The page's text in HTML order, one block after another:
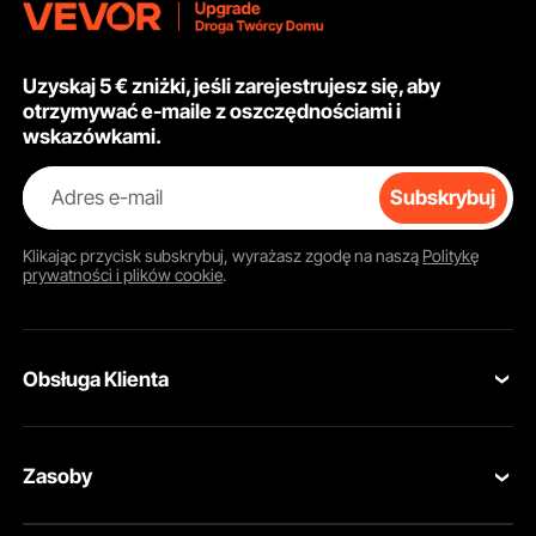
elektrownia balkonowa
do samochodów, łodzi,
dachów
Uzyskaj 5 € zniżki, jeśli zarejestrujesz się, aby
otrzymywać e-maile z oszczędnościami i
wskazówkami.
Adres e-mail Subskrybuj
Klikając przycisksubskrybuj, wyrażasz zgodę na naszą Politykę
prywatności i plików cookie.
Obsługa Klienta
Zwroty i wymiany
Zasoby